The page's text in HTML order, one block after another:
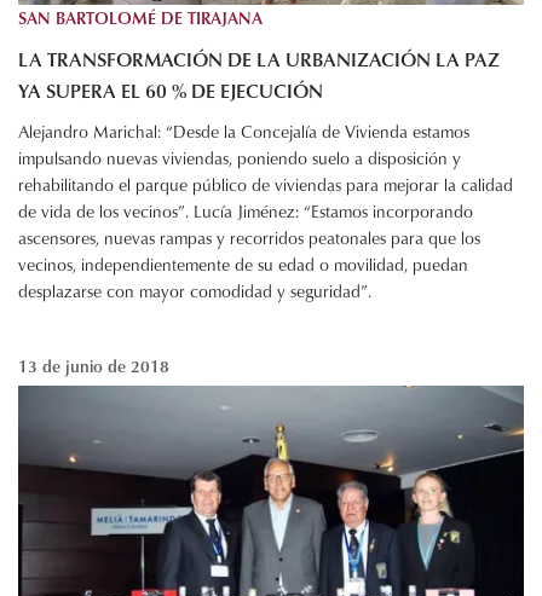
SAN BARTOLOMÉ DE TIRAJANA
LA TRANSFORMACIÓN DE LA URBANIZACIÓN LA PAZ
YA SUPERA EL 60 % DE EJECUCIÓN
Alejandro Marichal: “Desde la Concejalía de Vivienda estamos
impulsando nuevas viviendas, poniendo suelo a disposición y
rehabilitando el parque público de viviendas para mejorar la calidad
de vida de los vecinos”. Lucía Jiménez: “Estamos incorporando
ascensores, nuevas rampas y recorridos peatonales para que los
vecinos, independientemente de su edad o movilidad, puedan
desplazarse con mayor comodidad y seguridad”.
13 de junio de 2018